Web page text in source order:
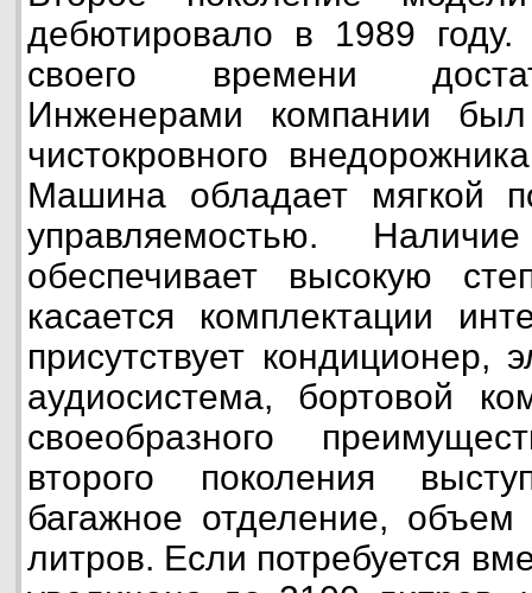
дебютировало в 1989
своего времени
Инженерами компании
чистокровного
Машина обладает мягкой
управляемостью.
обеспечивает высокую
касается комплектации
присутствует кондиционер,
аудиосистема, бортовой
своеобразного
второго поколения
багажное отделение, объем
литров. Если потребуется